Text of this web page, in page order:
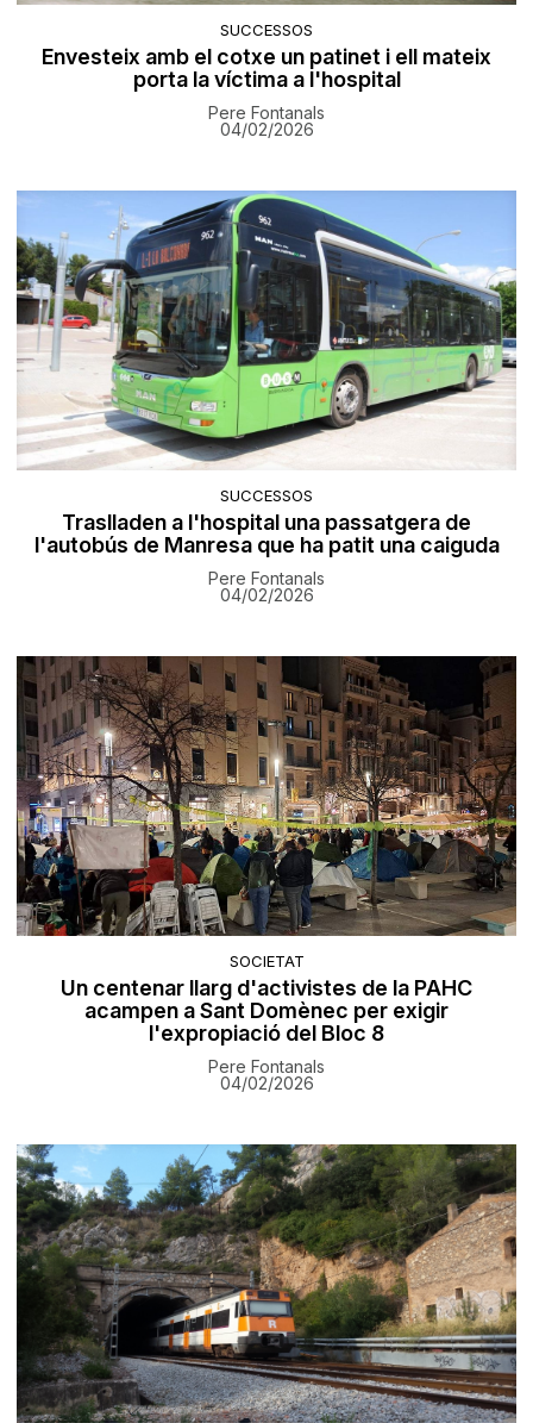
SUCCESSOS
Envesteix amb el cotxe un patinet i ell mateix
porta la víctima a l'hospital
Pere Fontanals
04/02/2026
SUCCESSOS
Traslladen a l'hospital una passatgera de
l'autobús de Manresa que ha patit una caiguda
Pere Fontanals
04/02/2026
SOCIETAT
Un centenar llarg d'activistes de la PAHC
acampen a Sant Domènec per exigir
l'expropiació del Bloc 8
Pere Fontanals
04/02/2026